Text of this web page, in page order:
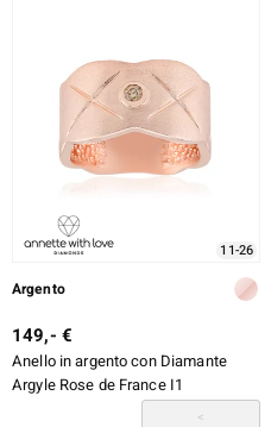
11-26
Argento
149,- €
Anello in argento con Diamante
Argyle Rose de France I1
<